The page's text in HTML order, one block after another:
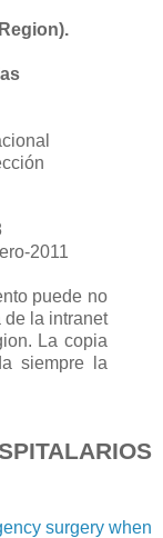
2011
puede no
la intranet
La copia
siempre la
surgery when